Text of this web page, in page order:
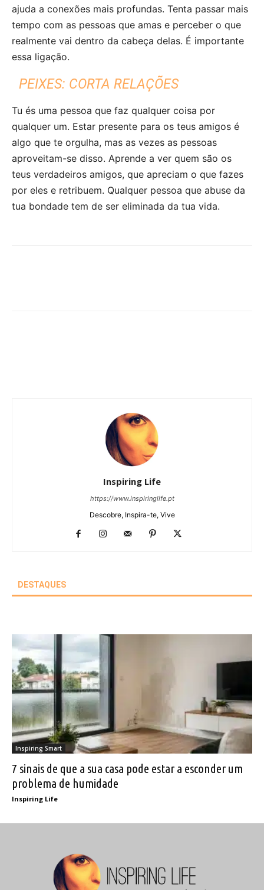
ajuda a conexões mais profundas. Tenta passar mais
tempo com as pessoas que amas e perceber o que
realmente vai dentro da cabeça delas. É importante
essa ligação.
PEIXES: CORTA RELAÇÕES
Tu és uma pessoa que faz qualquer coisa por
qualquer um. Estar presente para os teus amigos é
algo que te orgulha, mas as vezes as pessoas
aproveitam-se disso. Aprende a ver quem são os
teus verdadeiros amigos, que apreciam o que fazes
por eles e retribuem. Qualquer pessoa que abuse da
tua bondade tem de ser eliminada da tua vida.
Inspiring Life
https://www.inspiringlife.pt
Descobre, Inspira-te, Vive
DESTAQUES
Inspiring Smart
7 sinais de que a sua casa pode estar a esconder um
problema de humidade
Inspiring Life